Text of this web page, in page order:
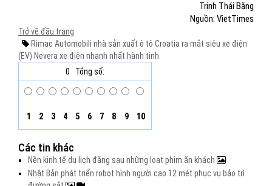
Trịnh Thái Bằng
Nguồn: VietTimes
Trở về đầu trang
Rimac Automobili nhà sản xuất ô tô Croatia ra mắt siêu xe điện
(EV) Nevera xe điện nhanh nhất hành tinh
0
Tổng số:
1 2 3 4 5 6 7 8 9 10
Các tin khác
Nền kinh tế du lịch đằng sau những loạt phim ăn khách
Nhật Bản phát triển robot hình người cao 12 mét phục vụ bảo trì